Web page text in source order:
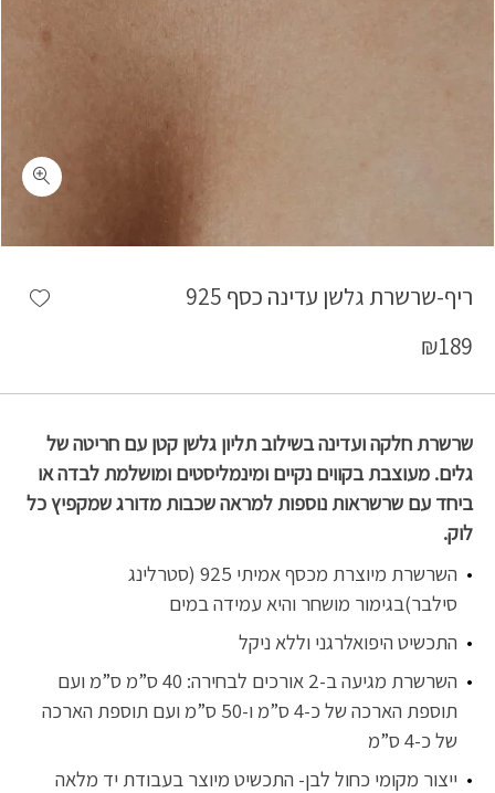
ריף-שרשרת גלשן עדינה כסף 925
₪189
שרשרת חלקה ועדינה בשילוב תליון גלשן קטן עם חריטה של
גלים. מעוצבת בקווים נקיים ומינמליסטים ומושלמת לבדה או
ביחד עם שרשראות נוספות למראה שכבות מדורג שמקפיץ כל
לוק.
השרשרת מיוצרת מכסף אמיתי 925 (סטרלינג
סילבר)בגימור מושחר והיא עמידה במים
התכשיט היפואלרגני וללא ניקל
השרשרת מגיעה ב-2 אורכים לבחירה: 40 ס”מ ס”מ ועם
תוספת הארכה של כ-4 ס”מ ו-50 ס”מ ועם תוספת הארכה
של כ-4 ס”מ
ייצור מקומי כחול לבן- התכשיט מיוצר בעבודת יד מלאה